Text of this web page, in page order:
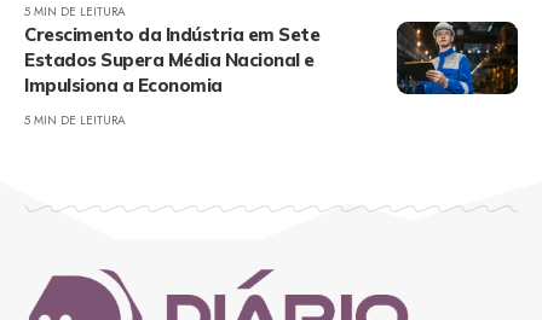
5 MIN DE LEITURA
Crescimento da Indústria em Sete
Estados Supera Média Nacional e
Impulsiona a Economia
5 MIN DE LEITURA